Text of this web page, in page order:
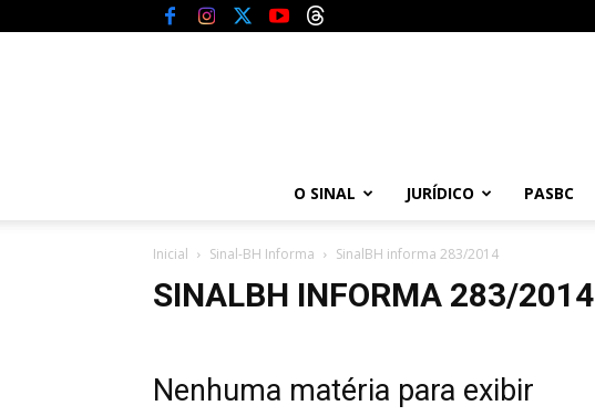
O SINAL JURÍDICO PASBC
Inicial Sinal-BH Informa SinalBH informa 283/2014
SINALBH INFORMA 283/2014
Nenhuma matéria para exibir